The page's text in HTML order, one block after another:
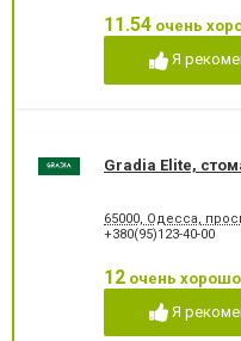
Лечение альвеолита
Лечение гиперестезии
Лечение зубов
Лечение кариеса
Лечение пародонтоза
Лечение периостита
Лечение пульпита
11.54 очень
Я
Gradia Elite,
65000, Одесса,
+380(95)123-40-00
12 очень хорошо
Я